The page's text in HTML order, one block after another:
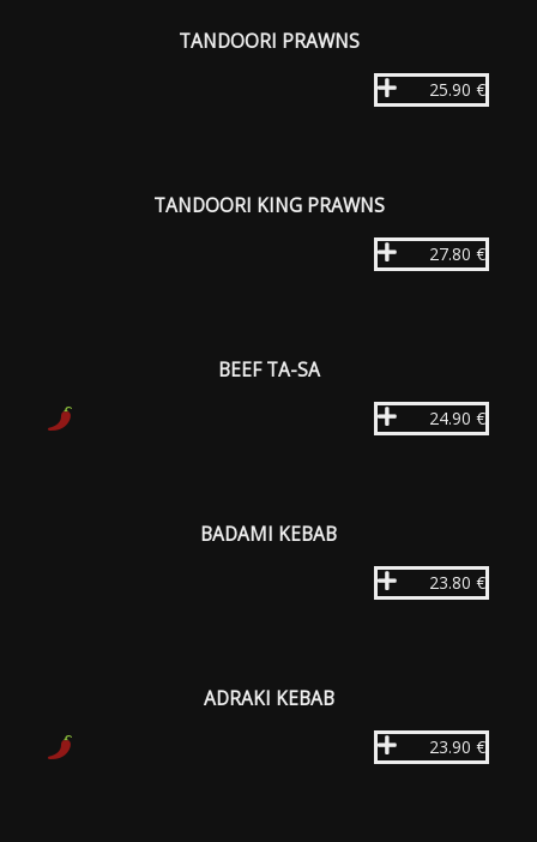
TANDOORI PRAWNS
25.90 €
TANDOORI KING PRAWNS
27.80 €
BEEF TA-SA
24.90 €
BADAMI KEBAB
23.80 €
ADRAKI KEBAB
23.90 €